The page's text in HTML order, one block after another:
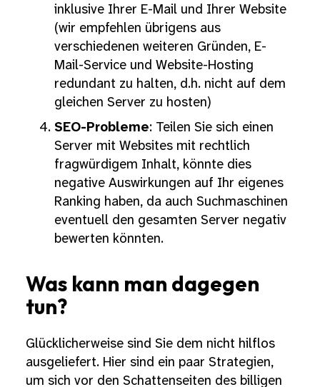
inklusive Ihrer E-Mail und Ihrer Website
(wir empfehlen übrigens aus
verschiedenen weiteren Gründen, E-
Mail-Service und Website-Hosting
redundant zu halten, d.h. nicht auf dem
gleichen Server zu hosten)
SEO-Probleme: Teilen Sie sich einen
Server mit Websites mit rechtlich
fragwürdigem Inhalt, könnte dies
negative Auswirkungen auf Ihr eigenes
Ranking haben, da auch Suchmaschinen
eventuell den gesamten Server negativ
bewerten könnten.
Was kann man dagegen
tun?
Glücklicherweise sind Sie dem nicht hilflos
ausgeliefert. Hier sind ein paar Strategien,
um sich vor den Schattenseiten des billigen